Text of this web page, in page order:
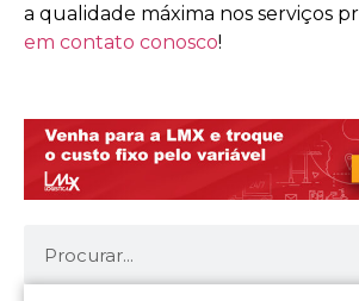
a qualidade máxima nos serviços
em contato conosco!